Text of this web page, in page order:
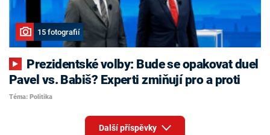
15 fotografií
Pavel vs. Babiš? Experti zmiňují pro a proti
Téma: Politika
Další příspěvky